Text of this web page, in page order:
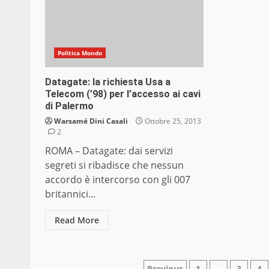
Politica Mondo
Datagate: la richiesta Usa a
Telecom (’98) per l’accesso ai cavi
di Palermo
Warsamé Dini Casali
Ottobre 25, 2013
2
ROMA – Datagate: dai servizi
segreti si ribadisce che nessun
accordo è intercorso con gli 007
britannici...
Read More